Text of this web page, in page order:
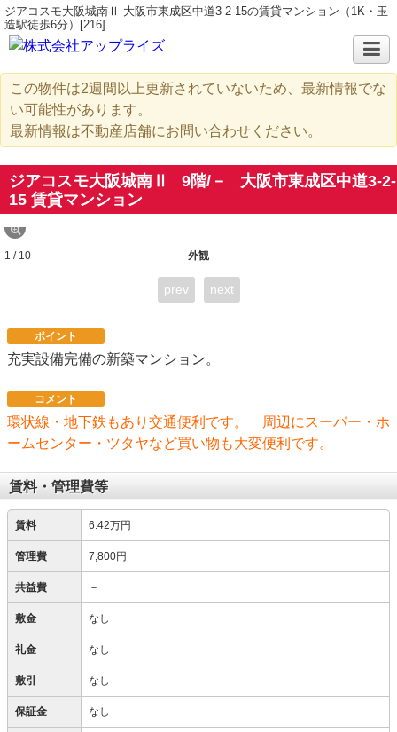
ジアコスモ大阪城南Ⅱ 大阪市東成区中道3-2-15の賃貸マンション（1K・玉
造駅徒歩6分）[216]
この物件は2週間以上更新されていないため、最新情報でな
い可能性があります。
最新情報は不動産店舗にお問い合わせください。
ジアコスモ大阪城南Ⅱ 9階/－
大阪市東成区中道3-2-
15 賃貸マンション
外観
1 / 10
prev next
ポイント
充実設備完備の新築マンション。
コメント
環状線・地下鉄もあり交通便利です。 周辺にスーパー・ホ
ームセンター・ツタヤなど買い物も大変便利です。
賃料・管理費等
賃料 6.42万円
管理費 7,800円
共益費 －
敷金 なし
礼金 なし
敷引 なし
保証金 なし